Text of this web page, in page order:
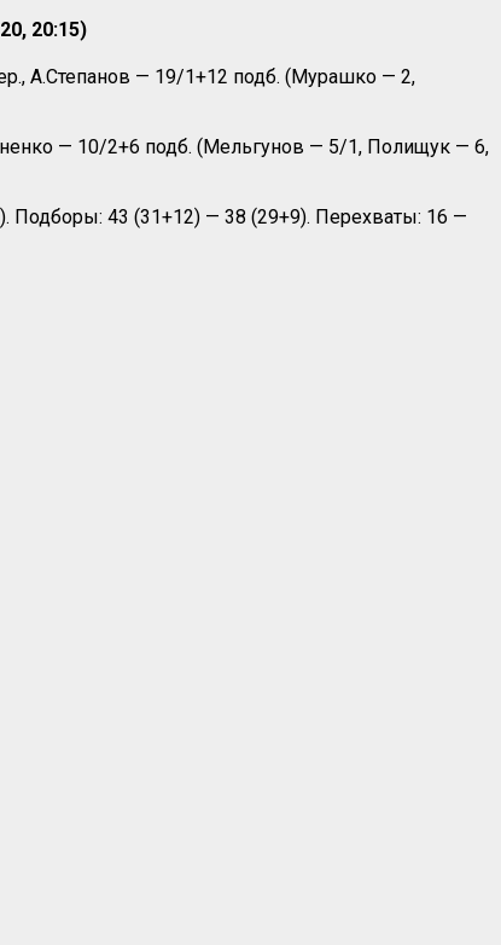
20:15)
А.Степанов — 19/1+12 подб. (Мурашко — 2,
— 10/2+6 подб. (Мельгунов — 5/1, Полищук — 6,
Подборы: 43 (31+12) — 38 (29+9). Перехваты: 16 —